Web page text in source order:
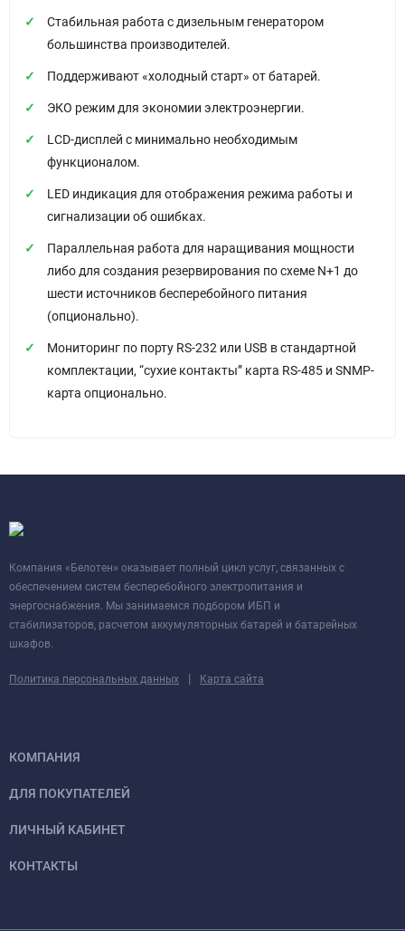
Стабильная работа с дизельным генератором
большинства производителей.
Поддерживают «холодный старт» от батарей.
ЭКО режим для экономии электроэнергии.
LCD-дисплей с минимально необходимым
функционалом.
LED индикация для отображения режима работы и
сигнализации об ошибках.
Параллельная работа для наращивания мощности
либо для создания резервирования по схеме N+1 до
шести источников бесперебойного питания
(опционально).
Мониторинг по порту RS-232 или USB в стандартной
комплектации, “сухие контакты” карта RS-485 и SNMP-
карта опционально.
Компания «Белотен» оказывает полный цикл услуг, связанных с
обеспечением систем бесперебойного электропитания и
энергоснабжения. Мы занимаемся подбором ИБП и
стабилизаторов, расчетом аккумуляторных батарей и батарейных
шкафов.
Политика персональных данных | Карта сайта
КОМПАНИЯ
ДЛЯ ПОКУПАТЕЛЕЙ
ЛИЧНЫЙ КАБИНЕТ
КОНТАКТЫ